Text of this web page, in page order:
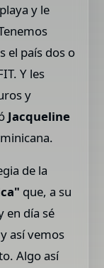
y le
el país dos o
Y les
y
Jacqueline
de la
que, a su
en día sé
así vemos
Algo así